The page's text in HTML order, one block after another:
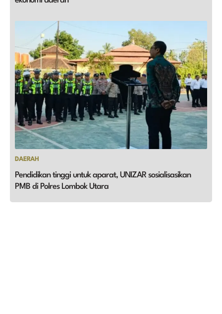
DAERAH
Pendidikan tinggi untuk aparat, UNIZAR sosialisasikan
PMB di Polres Lombok Utara